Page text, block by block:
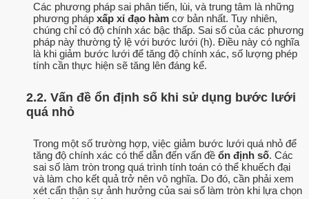
Các phương pháp sai phân tiến, lùi, và trung tâm là những
phương pháp xấp xỉ đạo hàm cơ bản nhất. Tuy nhiên,
chúng chỉ có độ chính xác bậc thấp. Sai số của các phương
pháp này thường tỷ lệ với bước lưới (h). Điều này có nghĩa
là khi giảm bước lưới để tăng độ chính xác, số lượng phép
tính cần thực hiện sẽ tăng lên đáng kể.
2.2. Vấn đề ổn định số khi sử dụng bước lưới
quá nhỏ
Trong một số trường hợp, việc giảm bước lưới quá nhỏ để
tăng độ chính xác có thể dẫn đến vấn đề ổn định số. Các
sai số làm tròn trong quá trình tính toán có thể khuếch đại
và làm cho kết quả trở nên vô nghĩa. Do đó, cần phải xem
xét cẩn thận sự ảnh hưởng của sai số làm tròn khi lựa chọn